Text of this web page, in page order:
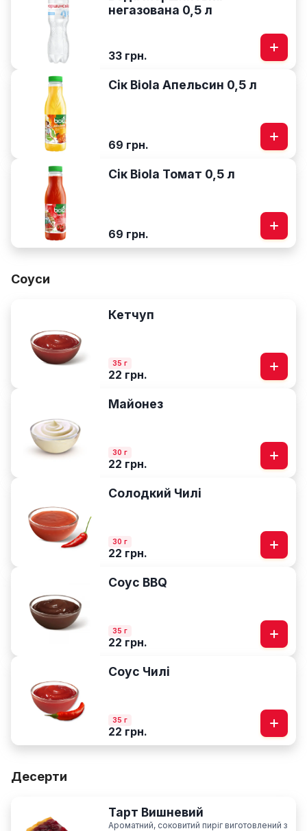
негазована 0,5 л
33 грн.
Сік Biola Апельсин 0,5 л
69 грн.
Сік Biola Томат 0,5 л
69 грн.
Соуси
Кетчуп
35 г
22 грн.
Майонез
30 г
22 грн.
Солодкий Чилі
30 г
22 грн.
Соус BBQ
35 г
22 грн.
Соус Чилі
35 г
22 грн.
Десерти
Тарт Вишневий
Ароматний, соковитий пиріг виготовлений з